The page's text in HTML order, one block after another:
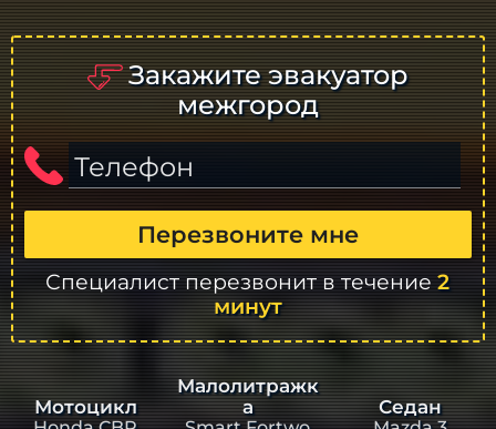
Закажите эвакуатор
межгород
Телефон
Перезвоните мне
Специалист перезвонит в течение2
минут
Мотоцикл
Малолитражк
а
Седан